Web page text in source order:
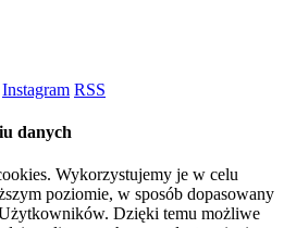
Instagram RSS
danych
Wykorzystujemy je w celu
poziomie, w sposób dopasowany
Dzięki temu możliwe